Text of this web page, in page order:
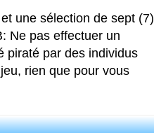
une sélection de sept (7)
Ne pas effectuer un
piraté par des individus
rien que pour vous